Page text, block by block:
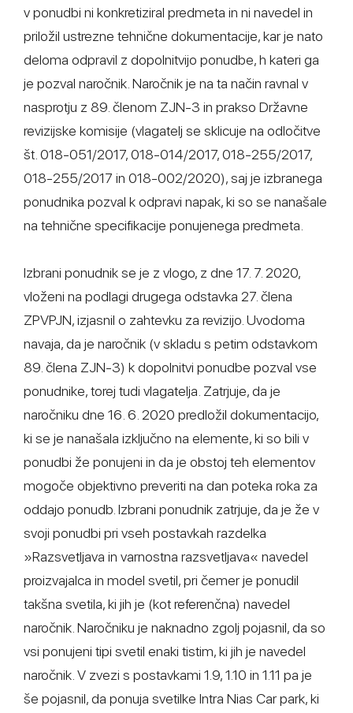
v ponudbi ni konkretiziral predmeta in ni navedel in
priložil ustrezne tehnične dokumentacije, kar je nato
deloma odpravil z dopolnitvijo ponudbe, h kateri ga
je pozval naročnik. Naročnik je na ta način ravnal v
nasprotju z 89. členom ZJN-3 in prakso Državne
revizijske komisije (vlagatelj se sklicuje na odločitve
št. 018-051/2017, 018-014/2017, 018-255/2017,
018-255/2017 in 018-002/2020), saj je izbranega
ponudnika pozval k odpravi napak, ki so se nanašale
na tehnične specifikacije ponujenega predmeta.
Izbrani ponudnik se je z vlogo, z dne 17. 7. 2020,
vloženi na podlagi drugega odstavka 27. člena
ZPVPJN, izjasnil o zahtevku za revizijo. Uvodoma
navaja, da je naročnik (v skladu s petim odstavkom
89. člena ZJN-3) k dopolnitvi ponudbe pozval vse
ponudnike, torej tudi vlagatelja. Zatrjuje, da je
naročniku dne 16. 6. 2020 predložil dokumentacijo,
ki se je nanašala izključno na elemente, ki so bili v
ponudbi že ponujeni in da je obstoj teh elementov
mogoče objektivno preveriti na dan poteka roka za
oddajo ponudb. Izbrani ponudnik zatrjuje, da je že v
svoji ponudbi pri vseh postavkah razdelka
»Razsvetljava in varnostna razsvetljava« navedel
proizvajalca in model svetil, pri čemer je ponudil
takšna svetila, ki jih je (kot referenčna) navedel
naročnik. Naročniku je naknadno zgolj pojasnil, da so
vsi ponujeni tipi svetil enaki tistim, ki jih je navedel
naročnik. V zvezi s postavkami 1.9, 1.10 in 1.11 pa je
še pojasnil, da ponuja svetilke Intra Nias Car park, ki